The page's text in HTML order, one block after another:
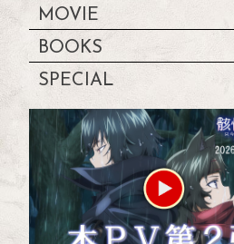
MOVIE
BOOKS
SPECIAL